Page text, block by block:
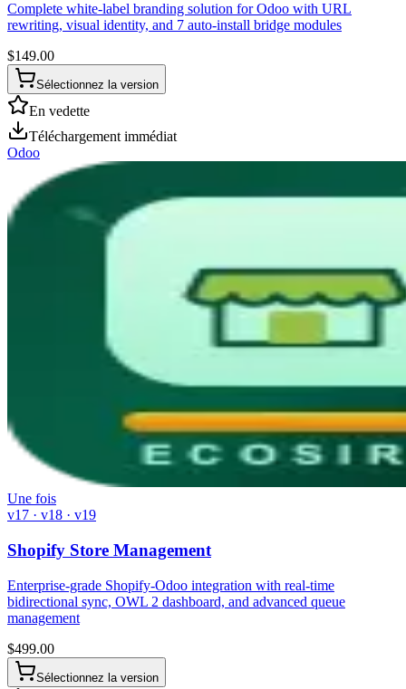
Complete white-label branding solution for Odoo with URL
rewriting, visual identity, and 7 auto-install bridge modules
$149.00
Sélectionnez la version
En vedette
Téléchargement immédiat
Odoo
Une fois
v17 · v18 · v19
Shopify Store Management
Enterprise-grade Shopify-Odoo integration with real-time
bidirectional sync, OWL 2 dashboard, and advanced queue
management
$499.00
Sélectionnez la version